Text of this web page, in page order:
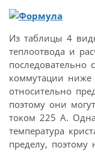
Из таблицы 4
теплоотвода и
последовательно
коммутации ниже
относительно
поэтому они
током 225 А.
температура
пределу, поэтому